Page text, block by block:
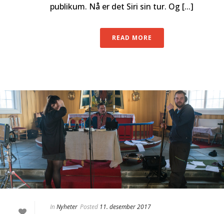
publikum. Nå er det Siri sin tur. Og [...]
READ MORE
In Nyheter Posted 11. desember 2017